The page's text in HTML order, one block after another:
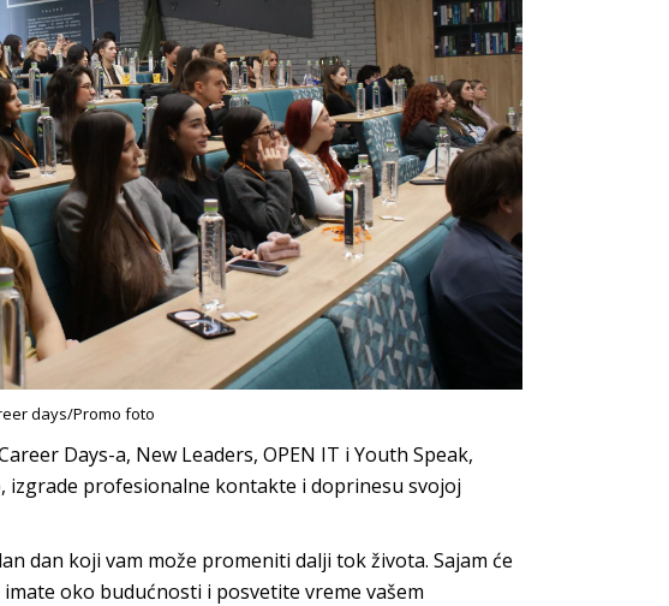
days/Promo foto
Days-a, New Leaders, OPEN IT i Youth Speak,
izgrade profesionalne kontakte i doprinesu svojoj
dan koji vam može promeniti dalji tok života. Sajam će
oko budućnosti i posvetite vreme vašem